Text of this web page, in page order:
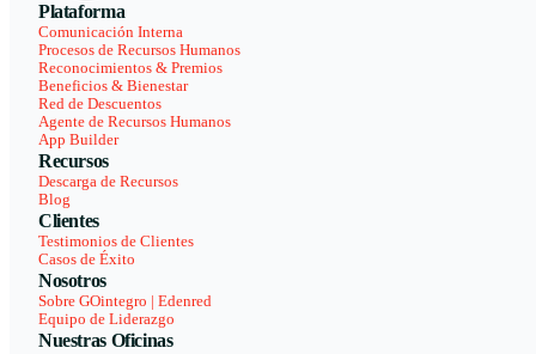
Plataforma
Comunicación Interna
Procesos de Recursos Humanos
Reconocimientos & Premios
Beneficios & Bienestar
Red de Descuentos
Agente de Recursos Humanos
App Builder
Recursos
Descarga de Recursos
Blog
Clientes
Testimonios de Clientes
Casos de Éxito
Nosotros
Sobre GOintegro | Edenred
Equipo de Liderazgo
Nuestras Oficinas